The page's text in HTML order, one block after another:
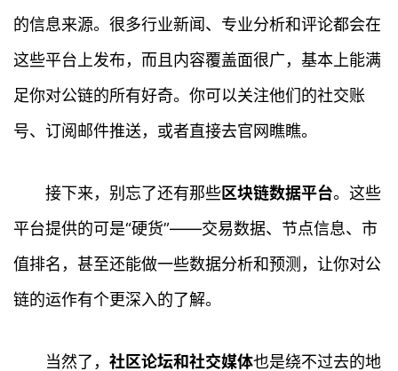
的信息来源。很多行业新闻、专业分析和评论都会在
这些平台上发布，而且内容覆盖面很广，基本上能满
足你对公链的所有好奇。你可以关注他们的社交账
号、订阅邮件推送，或者直接去官网瞧瞧。
接下来，别忘了还有那些区块链数据平台。这些
平台提供的可是“硬货”——交易数据、节点信息、市
值排名，甚至还能做一些数据分析和预测，让你对公
链的运作有个更深入的了解。
当然了， 社区论坛和社交媒体也是绕不过去的地